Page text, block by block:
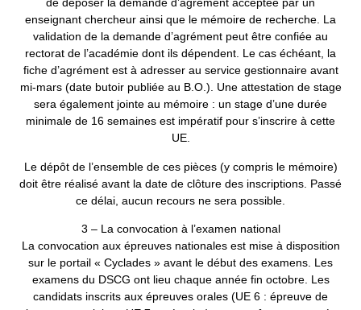
de déposer la demande d’agrément acceptée par un
enseignant chercheur ainsi que le mémoire de recherche. La
validation de la demande d’agrément peut être confiée au
rectorat de l’académie dont ils dépendent. Le cas échéant, la
fiche d’agrément est à adresser au service gestionnaire avant
mi-mars (date butoir publiée au B.O.). Une attestation de stage
sera également jointe au mémoire : un stage d’une durée
minimale de 16 semaines est impératif pour s’inscrire à cette
UE.
Le dépôt de l’ensemble de ces pièces (y compris le mémoire)
doit être réalisé avant la date de clôture des inscriptions. Passé
ce délai, aucun recours ne sera possible.
3 – La convocation à l’examen national
La convocation aux épreuves nationales est mise à disposition
sur le portail « Cyclades » avant le début des examens. Les
examens du DSCG ont lieu chaque année fin octobre. Les
candidats inscrits aux épreuves orales (UE 6 : épreuve de